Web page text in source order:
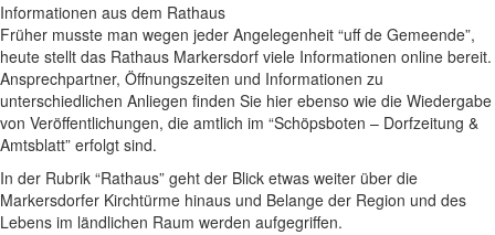
Informationen aus dem Rathaus
Früher musste man wegen jeder Angelegenheit “uff de Gemeende”,
heute stellt das Rathaus Markersdorf viele Informationen online bereit.
Ansprechpartner, Öffnungszeiten und Informationen zu
unterschiedlichen Anliegen finden Sie hier ebenso wie die Wiedergabe
von Veröffentlichungen, die amtlich im “Schöpsboten – Dorfzeitung &
Amtsblatt” erfolgt sind.
In der Rubrik “Rathaus” geht der Blick etwas weiter über die
Markersdorfer Kirchtürme hinaus und Belange der Region und des
Lebens im ländlichen Raum werden aufgegriffen.